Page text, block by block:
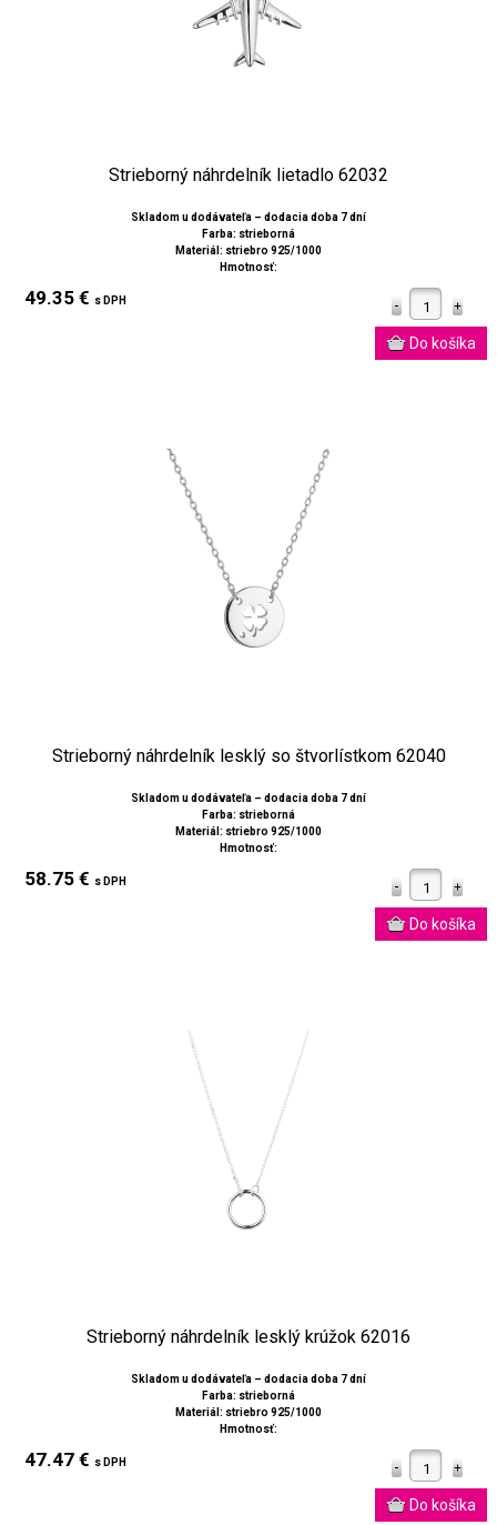
Strieborný náhrdelník lietadlo 62032
Skladom u dodávateľa – dodacia doba 7 dní
Farba: strieborná
Materiál: striebro 925/1000
Hmotnosť:
49.35 € s DPH
Strieborný náhrdelník lesklý so štvorlístkom 62040
Skladom u dodávateľa – dodacia doba 7 dní
Farba: strieborná
Materiál: striebro 925/1000
Hmotnosť:
58.75 € s DPH
Strieborný náhrdelník lesklý krúžok 62016
Skladom u dodávateľa – dodacia doba 7 dní
Farba: strieborná
Materiál: striebro 925/1000
Hmotnosť:
47.47 € s DPH